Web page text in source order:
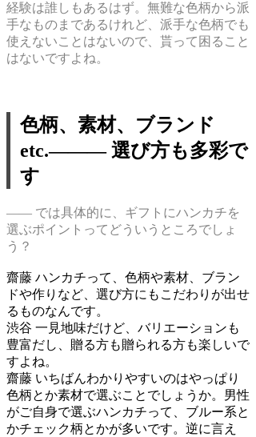
経験は誰しもあるはず。無難な色柄から派
手なものまであるけれど、派手な色柄でも
使えないことはないので、貰って困ること
はないですよね。
色柄、素材、ブランド
etc.――― 選び方も多彩で
す
―― では具体的に、ギフトにハンカチを
選ぶポイントってどういうところでしょ
う？
齋藤 ハンカチって、色柄や素材、ブラン
ドや作りなど、選び方にもこだわりが出せ
るものなんです。
渋谷 一見地味だけど、バリエーションも
豊富だし、贈る方も贈られる方も楽しいで
すよね。
齋藤 いちばんわかりやすいのはやっぱり
色柄とか素材で選ぶことでしょうか。男性
がご自身で選ぶハンカチって、ブルー系と
かチェック柄とかが多いです。逆に言え